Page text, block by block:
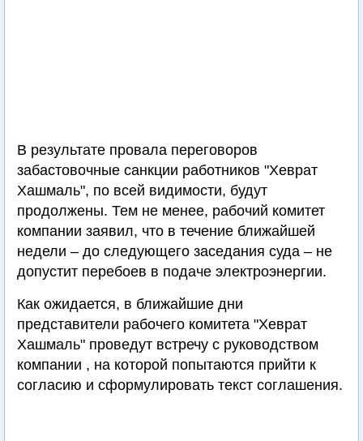
В результате провала переговоров
забастовочные санкции работников "Хеврат
Хашмаль", по всей видимости, будут
продолжены. Тем не менее, рабочий комитет
компании заявил, что в течение ближайшей
недели – до следующего заседания суда – не
допустит перебоев в подаче электроэнергии.
Как ожидается, в ближайшие дни
представители рабочего комитета "Хеврат
Хашмаль" проведут встречу с руководством
компании , на которой попытаются прийти к
согласию и сформулировать текст соглашения.